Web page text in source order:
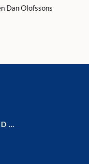
Dan Olofssons
…